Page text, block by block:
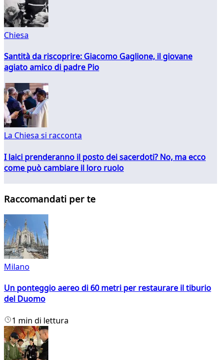
Chiesa
Santità da riscoprire: Giacomo Gaglione, il giovane
agiato amico di padre Pio
La Chiesa si racconta
I laici prenderanno il posto dei sacerdoti? No, ma ecco
come può cambiare il loro ruolo
Raccomandati per te
Milano
Un ponteggio aereo di 60 metri per restaurare il tiburio
del Duomo
1 min di lettura